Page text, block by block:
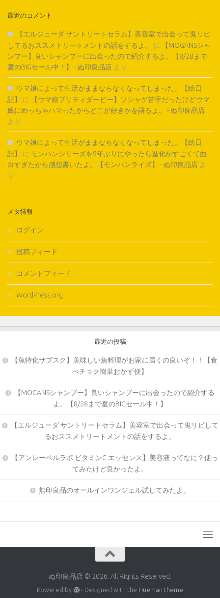
最近のコメント
【エルジューダ サントリートセラム】美容室で出会って鬼リピ
してるおススメトリートメントの話をするよ。
に
【MOGANSシャ
ンプー】良いシャンプーに出会ったので紹介するよ。【8/28まで
夏のBIGセール中！】 - ぬ印良品店 より
ウマ娘によって生活がままならなくなってしまった。【絵日
記】
に
【ウマ娘プリティダービー】ソシャゲ苦手だったけどウマ
娘にめっちゃハマったからどこが好きかを語るよ。 - ぬ印良品店
より
ウマ娘によって生活がままならなくなってしまった。【絵日
記】
に モンハンシリーズを9年ぶりにやったら進化がすごくて面
白すぎたから感想書いたよ。【モンハンライズ】 - ぬ印良品店 よ
り
メタ情報
ログイン
投稿フィード
コメントフィード
WordPress.org
最近の投稿
【魚特化サブスク】美味しい魚料理がお家に届くの良いぞ！！【食
べチョク簡単おかず便】
【MOGANSシャンプー】良いシャンプーに出会ったので紹介する
よ。【8/28まで夏のBIGセール中！】
【エルジューダ サントリートセラム】美容室で出会って鬼リピして
るおススメトリートメントの話をするよ。
【アンレーベルラボ ビタミンC エッセンス】美容液ってなに？使っ
てみたけど良かったよ。
無印良品のオールインワンジェル試してみたよ。
ぬ印良品店 © 2026. All Rights Reserved.
Powered by - Designed with the Hueman theme